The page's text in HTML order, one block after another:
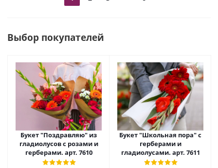
Выбор покупателей
Букет "Поздравляю" из
гладиолусов с розами и
герберами. арт. 7610
Букет "Школьная пора" с
герберами и
гладиолусами. арт. 7611